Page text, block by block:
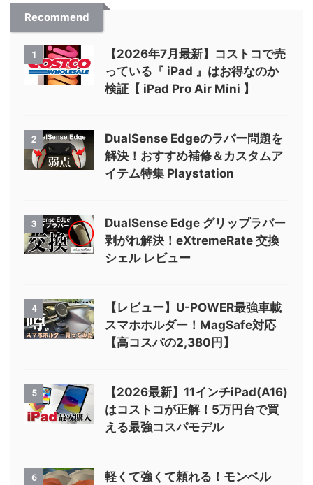
Recommend
1
【2026年7月最新】コストコで売
っている『 iPad 』はお得なのか
検証【 iPad Pro Air Mini 】
2
DualSense Edgeのラバー問題を
解決！おすすめ補修＆カスタムア
イテム特集 Playstation
3
DualSense Edge グリップラバー
剥がれ解決！eXtremeRate 交換
シェル レビュー
4
【レビュー】U-POWER最強車載
スマホホルダー！MagSafe対応
【高コスパの2,380円】
5
【2026最新】11インチiPad(A16)
はコストコが正解！5万円台で買
える最強コスパモデル
6
軽くて強くて頼れる！モンベル